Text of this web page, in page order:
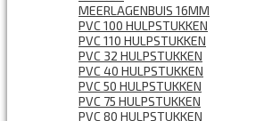
MEERLAGENBUIS 16MM
PVC 100 HULPSTUKKEN
PVC 110 HULPSTUKKEN
PVC 32 HULPSTUKKEN
PVC 40 HULPSTUKKEN
PVC 50 HULPSTUKKEN
PVC 75 HULPSTUKKEN
PVC 80 HULPSTUKKEN